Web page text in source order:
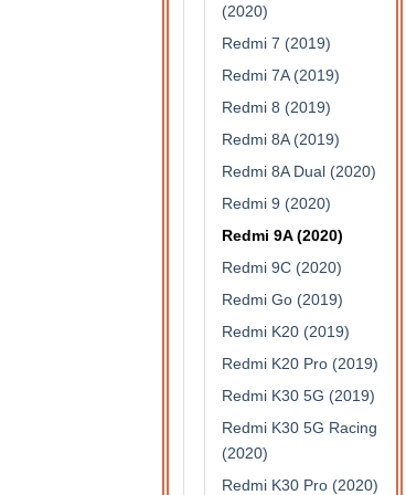
(2020)
Redmi 7 (2019)
Redmi 7A (2019)
Redmi 8 (2019)
Redmi 8A (2019)
Redmi 8A Dual (2020)
Redmi 9 (2020)
Redmi 9A (2020)
Redmi 9C (2020)
Redmi Go (2019)
Redmi K20 (2019)
Redmi K20 Pro (2019)
Redmi K30 5G (2019)
Redmi K30 5G Racing
(2020)
Redmi K30 Pro (2020)